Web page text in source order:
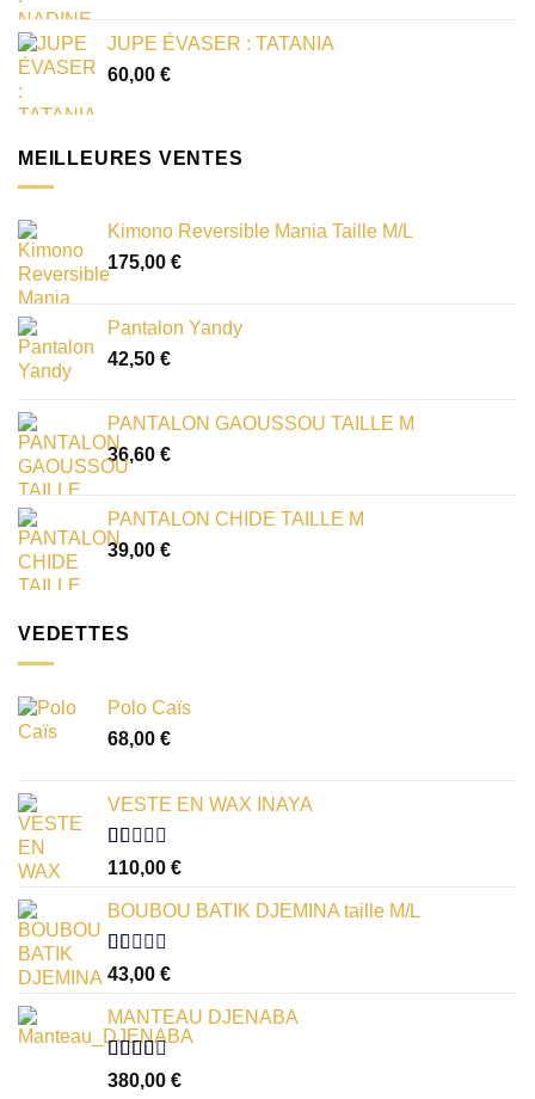
JUPE ÉVASER : TATANIA
60,00 €
MEILLEURES VENTES
Kimono Reversible Mania Taille M/L
175,00 €
Pantalon Yandy
42,50 €
PANTALON GAOUSSOU TAILLE M
36,60 €
PANTALON CHIDE TAILLE M
39,00 €
VEDETTES
Polo Caïs
68,00 €
VESTE EN WAX INAYA
Note
sur
5
110,00 €
BOUBOU BATIK DJEMINA taille M/L
Note
1.00
sur
5
43,00 €
MANTEAU DJENABA
Note
380,00 €